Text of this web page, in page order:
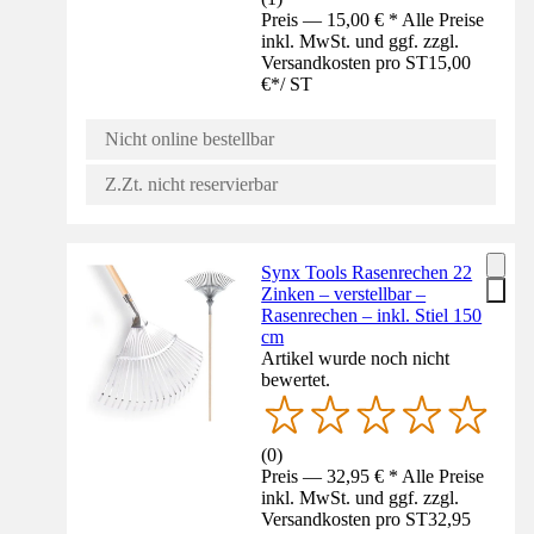
Preis — 15,00 € * Alle Preise
inkl. MwSt. und ggf. zzgl.
Versandkosten pro ST15,00
€*/ ST
Nicht online bestellbar
Z.Zt. nicht reservierbar
Synx Tools Rasenrechen 22
Zinken – verstellbar –
Rasenrechen – inkl. Stiel 150
cm
Artikel wurde noch nicht
bewertet.
(0)
Preis — 32,95 € * Alle Preise
inkl. MwSt. und ggf. zzgl.
Versandkosten pro ST32,95